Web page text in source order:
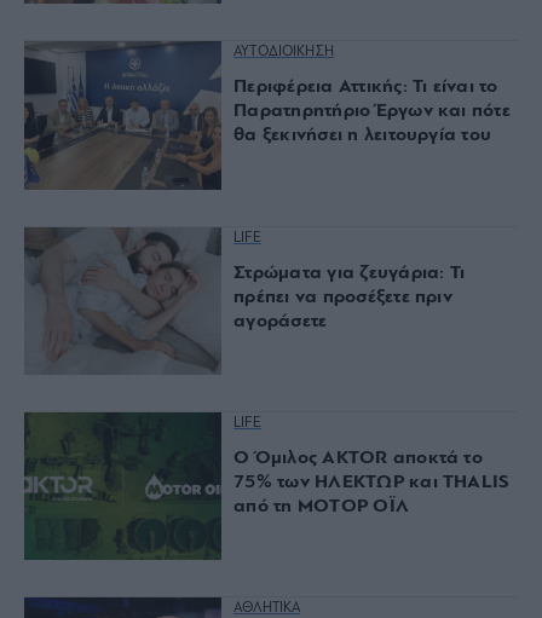
ΑΥΤΟΔΙΟΙΚΗΣΗ
Περιφέρεια Αττικής: Τι είναι το
Παρατηρητήριο Έργων και πότε
θα ξεκινήσει η λειτουργία του
LIFE
Στρώματα για ζευγάρια: Τι
πρέπει να προσέξετε πριν
αγοράσετε
LIFE
Ο Όμιλος AKTOR αποκτά το
75% των ΗΛΕΚΤΩΡ και THALIS
από τη ΜΟΤΟΡ ΟΪΛ
ΑΘΛΗΤΙΚΑ